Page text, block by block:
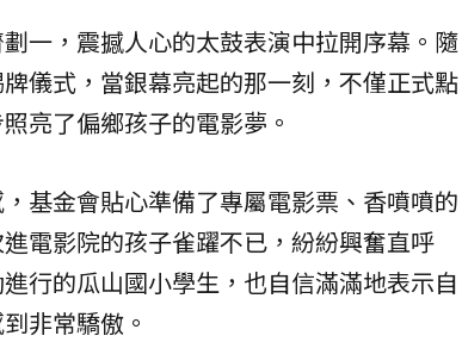
一，震撼人心的太鼓表演中拉開序幕。隨
儀式，當銀幕亮起的那一刻，不僅正式點
亮了偏鄉孩子的電影夢。
基金會貼心準備了專屬電影票、香噴噴的
電影院的孩子雀躍不已，紛紛興奮直呼
行的瓜山國小學生，也自信滿滿地表示自
非常驕傲。